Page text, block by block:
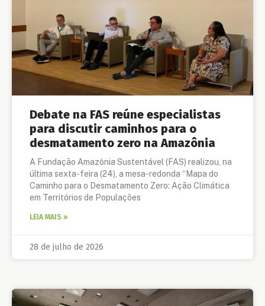
Debate na FAS reúne especialistas
para discutir caminhos para o
desmatamento zero na Amazônia
A Fundação Amazônia Sustentável (FAS) realizou, na
última sexta-feira (24), a mesa-redonda “Mapa do
Caminho para o Desmatamento Zero: Ação Climática
em Territórios de Populações
LEIA MAIS »
28 de julho de 2026